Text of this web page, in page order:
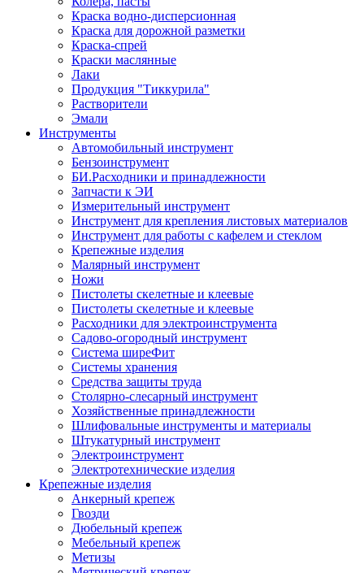
Краска водно-дисперсионная
Краска для дорожной разметки
Краска-спрей
Краски маслянные
Лаки
Продукция "Тиккурила"
Растворители
Эмали
Инструменты
Автомобильный инструмент
Бензоинструмент
БИ.Расходники и принадлежности
Запчасти к ЭИ
Измерительный инструмент
Инструмент для крепления листовых материалов
Инструмент для работы с кафелем и стеклом
Крепежные изделия
Малярный инструмент
Ножи
Пистолеты скелетные и клеевые
Пистолеты скелетные и клеевые
Расходники для электроинструмента
Садово-огородный инструмент
Система ширеФит
Системы хранения
Средства защиты труда
Столярно-слесарный инструмент
Хозяйственные принадлежности
Шлифовальные инструменты и материалы
Штукатурный инструмент
Электроинструмент
Электротехнические изделия
Крепежные изделия
Анкерный крепеж
Гвозди
Дюбельный крепеж
Мебельный крепеж
Метизы